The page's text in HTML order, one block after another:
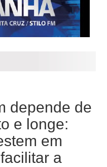
depende de
e longe:
em
a